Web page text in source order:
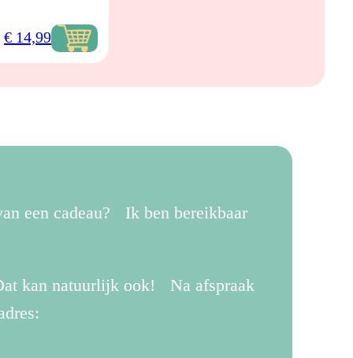
€ 14,99
een cadeau? Ik ben bereikbaar
kan natuurlijk ook! Na afspraak